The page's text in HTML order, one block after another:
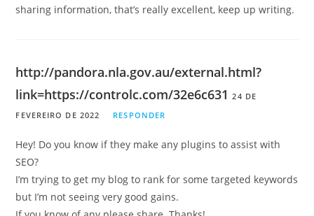
sharing information, that’s really excellent, keep up writing.
http://pandora.nla.gov.au/external.html?
link=https://controlc.com/32e6c631 24 DE
FEVEREIRO DE 2022
RESPONDER
Hey! Do you know if they make any plugins to assist with
SEO?
I’m trying to get my blog to rank for some targeted keywords
but I’m not seeing very good gains.